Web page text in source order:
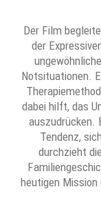
Der Film
der
Notsituationen.
dabei hilft, das
auszudrücken.
Tendenz,
durchzieht
heutigen Mission